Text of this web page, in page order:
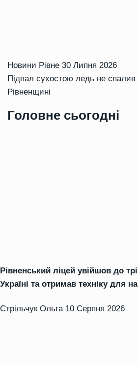
Новини Рівне 30 Липня 2026
Підпал сухостою ледь не
Рівненщині
Головне сьогодні
Рівненський ліцей увійшов до
Україні та отримав техніку для
Стрільчук Ольга 10 Серпня 2026